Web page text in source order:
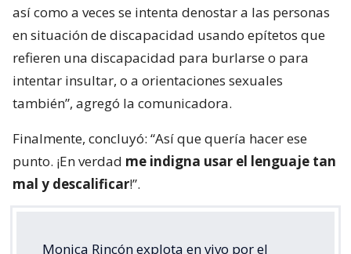
así como a veces se intenta denostar a las personas
en situación de discapacidad usando epítetos que
refieren una discapacidad para burlarse o para
intentar insultar, o a orientaciones sexuales
también”, agregó la comunicadora.
Finalmente, concluyó: “Así que quería hacer ese
punto. ¡En verdad me indigna usar el lenguaje tan
mal y descalificar!”.
Monica Rincón explota en vivo por el